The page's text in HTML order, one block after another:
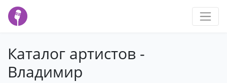
Каталог артистов -
Владимир